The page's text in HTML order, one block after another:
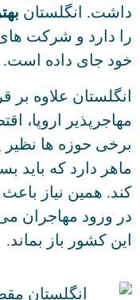
داشت. انگلستان
را دارد و شرکت
خود جای داده است.
انگلستان علاوه
مهاجرپذیر اروپا،
برخی حوزه ها
ماهر دارد که باید
کند. همین نیاز
در ورود مهاجران می
این کشور باز بماند.